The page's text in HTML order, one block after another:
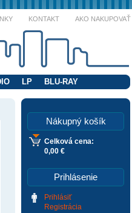
KONTAKT AKO NAKUPOVAŤ
LP BLU-RAY
Nákupný košík
Celková cena:
0,00 €
Prihlásenie
Prihlásiť
Registrácia